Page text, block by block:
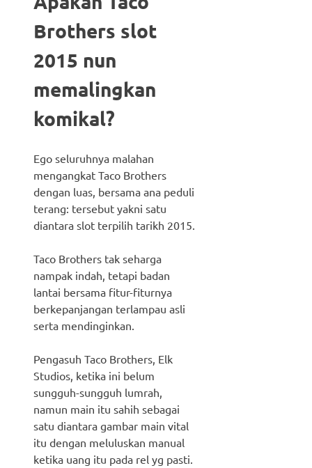
Brothers slot
2015 nun
memalingkan
komikal?
Ego seluruhnya malahan
mengangkat Taco Brothers
dengan luas, bersama ana peduli
terang: tersebut yakni satu
diantara slot terpilih tarikh 2015.
Taco Brothers tak seharga
nampak indah, tetapi badan
lantai bersama fitur-fiturnya
berkepanjangan terlampau asli
serta mendinginkan.
Pengasuh Taco Brothers, Elk
Studios, ketika ini belum
sungguh-sungguh lumrah,
namun main itu sahih sebagai
satu diantara gambar main vital
itu dengan meluluskan manual
ketika uang itu pada rel yg pasti.